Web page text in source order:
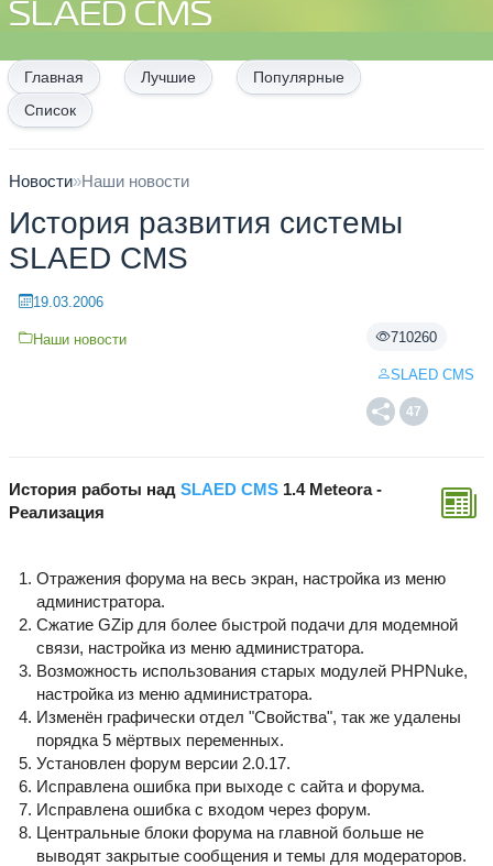
SLAED CMS
Главная Лучшие
Популярные
Список
Новости»Наши новости
История развития системы
SLAED CMS
710260
SLAED CMS
47
19.03.2006
Наши новости
История работы над SLAED CMS 1.4 Meteora -
Реализация
Отражения форума на весь экран, настройка из меню
администратора.
Сжатие GZip для более быстрой подачи для модемной
связи, настройка из меню администратора.
Возможность использования старых модулей PHPNuke,
настройка из меню администратора.
Изменён графически отдел "Свойства", так же удалены
порядка 5 мёртвых переменных.
Установлен форум версии 2.0.17.
Исправлена ошибка при выходе с сайта и форума.
Исправлена ошибка с входом через форум.
Центральные блоки форума на главной больше не
выводят закрытые сообщения и темы для модераторов.